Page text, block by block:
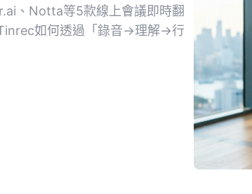
、Notta等5款線上會議即時翻
如何透過「錄音→理解→行